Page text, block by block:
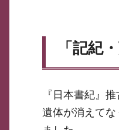
「記紀
『日本書紀』
遺体が消えて